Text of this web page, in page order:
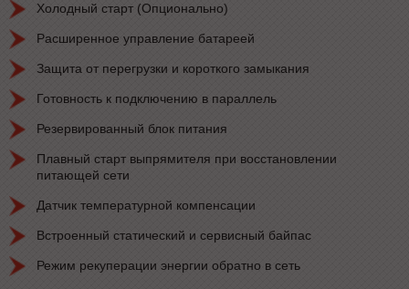
Холодный старт (Опционально)
Расширенное управление батареей
Защита от перегрузки и короткого замыкания
Готовность к подключению в параллель
Резервированный блок питания
Плавный старт выпрямителя при восстановлении
питающей сети
Датчик температурной компенсации
Встроенный статический и сервисный байпас
Режим рекуперации энергии обратно в сеть